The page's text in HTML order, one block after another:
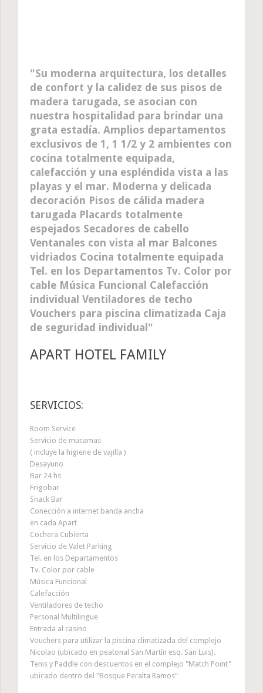
Su moderna arquitectura, los detalles
de confort y la calidez de sus pisos de
madera tarugada, se asocian con
nuestra hospitalidad para brindar una
grata estadía. Amplios departamentos
exclusivos de 1, 1 1/2 y 2 ambientes con
cocina totalmente equipada,
calefacción y una espléndida vista a las
playas y el mar. Moderna y delicada
decoración Pisos de cálida madera
tarugada Placards totalmente
espejados Secadores de cabello
Ventanales con vista al mar Balcones
vidriados Cocina totalmente equipada
Tel. en los Departamentos Tv. Color por
cable Música Funcional Calefacción
individual Ventiladores de techo
Vouchers para piscina climatizada Caja
de seguridad individual
APART HOTEL FAMILY
SERVICIOS:
Room Service
Servicio de mucamas
( incluye la higiene de vajilla )
Desayuno
Bar 24 hs
Frigobar
Snack Bar
Conección a internet banda ancha
en cada Apart
Cochera Cubierta
Servicio de Valet Parking
Tel. en los Departamentos
Tv. Color por cable
Música Funcional
Calefacción
Ventiladores de techo
Personal Multilingue
Entrada al casino
Vouchers para utilizar la piscina climatizada del complejo
Nicolao (ubicado en peatonal San Martín esq. San Luis).
Tenis y Paddle con descuentos en el complejo "Match Point"
ubicado dentro del "Bosque Peralta Ramos"